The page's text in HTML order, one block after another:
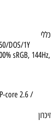
DOS/1Y
100%
/ 20T, P-core